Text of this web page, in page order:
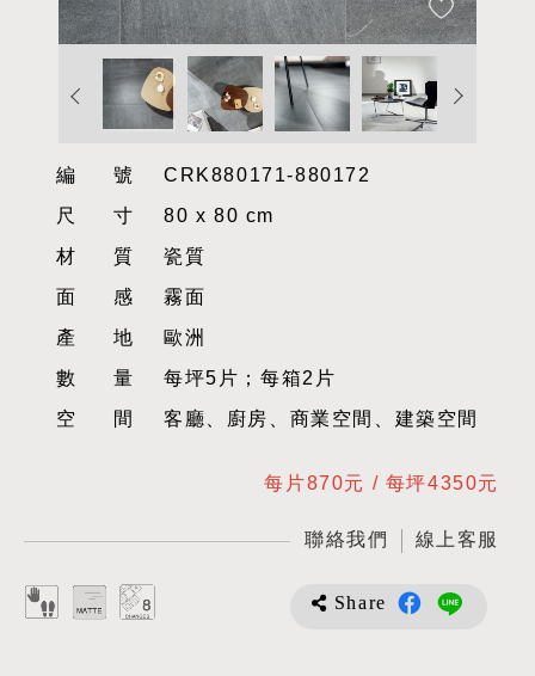
編號CRK880171-880172
尺寸80 x 80 cm
材質瓷質
面感霧面
產地歐洲
數量每坪5片；每箱2片
空間客廳、廚房、商業空間、建築空間
每片870元 / 每坪4350元
聯絡我們 線上客服
Share